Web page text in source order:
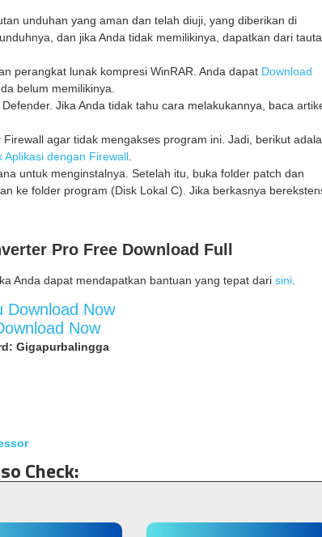
unduhan yang aman dan telah diuji, yang diberikan di
dan jika Anda tidak memilikinya, dapatkan dari
perangkat lunak kompresi WinRAR. Anda dapat Download
belum memilikinya.
Jika Anda tidak tahu cara melakukannya, baca
agar tidak mengakses program ini. Jadi, berikut
Aplikasi dengan Firewall.
untuk menginstalnya. Setelah itu, buka folder patch dan
ke folder program (Disk Lokal C). Jika berkasnya
Pro Free Download Full
Anda dapat mendapatkan bantuan yang tepat dari sini.
Download Now
Now
Gigapurbalingga
Check: